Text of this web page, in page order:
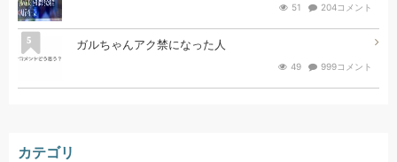
51 204コメント
5 ガルちゃんアク禁になった人
49 999コメント
カテゴリ